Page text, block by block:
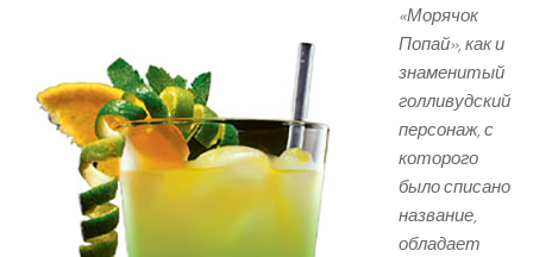
«Морячок
Попай», как и
знаменитый
голливудский
персонаж, с
которого
было списано
название,
обладает